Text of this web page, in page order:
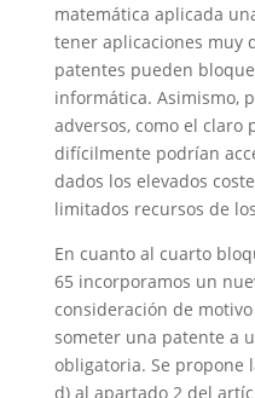
matemática aplicada
tener aplicaciones muy
patentes pueden
informática. Asimismo,
adversos, como el claro
difícilmente podrían
dados los elevados
limitados recursos de
En cuanto al cuarto
65 incorporamos un
consideración de
someter una patente a
obligatoria. Se propone
d) al apartado 2 del